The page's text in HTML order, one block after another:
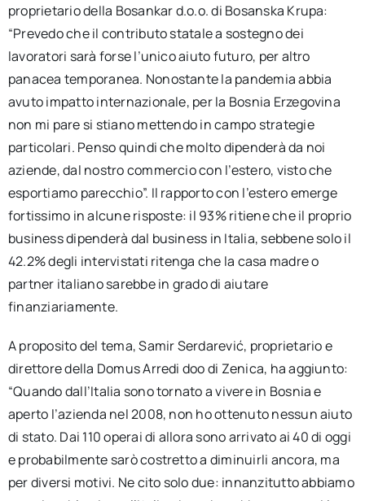
proprietario della Bosankar d.o.o. di Bosanska Krupa:
“Prevedo che il contributo statale a sostegno dei
lavoratori sarà forse l’unico aiuto futuro, per altro
panacea temporanea. Nonostante la pandemia abbia
avuto impatto internazionale, per la Bosnia Erzegovina
non mi pare si stiano mettendo in campo strategie
particolari. Penso quindi che molto dipenderà da noi
aziende, dal nostro commercio con l’estero, visto che
esportiamo parecchio”. Il rapporto con l’estero emerge
fortissimo in alcune risposte: il 93% ritiene che il proprio
business dipenderà dal business in Italia, sebbene solo il
42.2% degli intervistati ritenga che la casa madre o
partner italiano sarebbe in grado di aiutare
finanziariamente.
A proposito del tema, Samir Serdarević, proprietario e
direttore della Domus Arredi doo di Zenica, ha aggiunto:
“Quando dall’Italia sono tornato a vivere in Bosnia e
aperto l’azienda nel 2008, non ho ottenuto nessun aiuto
di stato. Dai 110 operai di allora sono arrivato ai 40 di oggi
e probabilmente sarò costretto a diminuirli ancora, ma
per diversi motivi. Ne cito solo due: innanzitutto abbiamo